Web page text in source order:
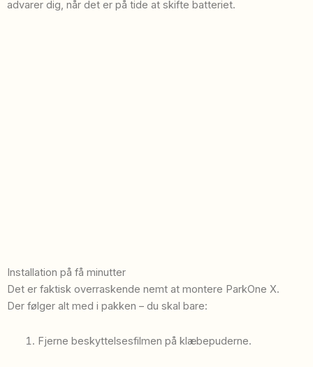
advarer dig, når det er på tide at skifte batteriet.
Installation på få minutter
Det er faktisk overraskende nemt at montere ParkOne X.
Der følger alt med i pakken – du skal bare:
Fjerne beskyttelsesfilmen på klæbepuderne.